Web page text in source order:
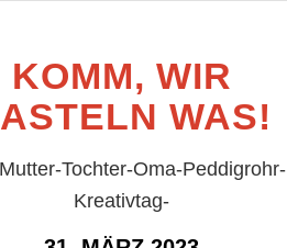
KOMM, WIR
WAS!
Tochter-Oma-Peddigrohr-
Kreativtag-